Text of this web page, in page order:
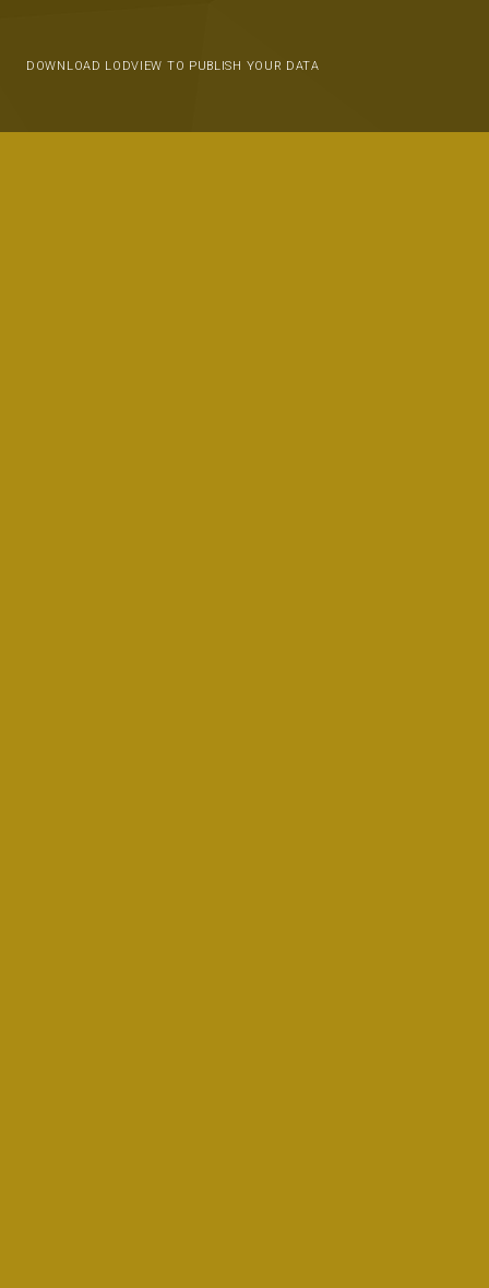
DOWNLOAD LODVIEW TO PUBLISH YOUR DATA